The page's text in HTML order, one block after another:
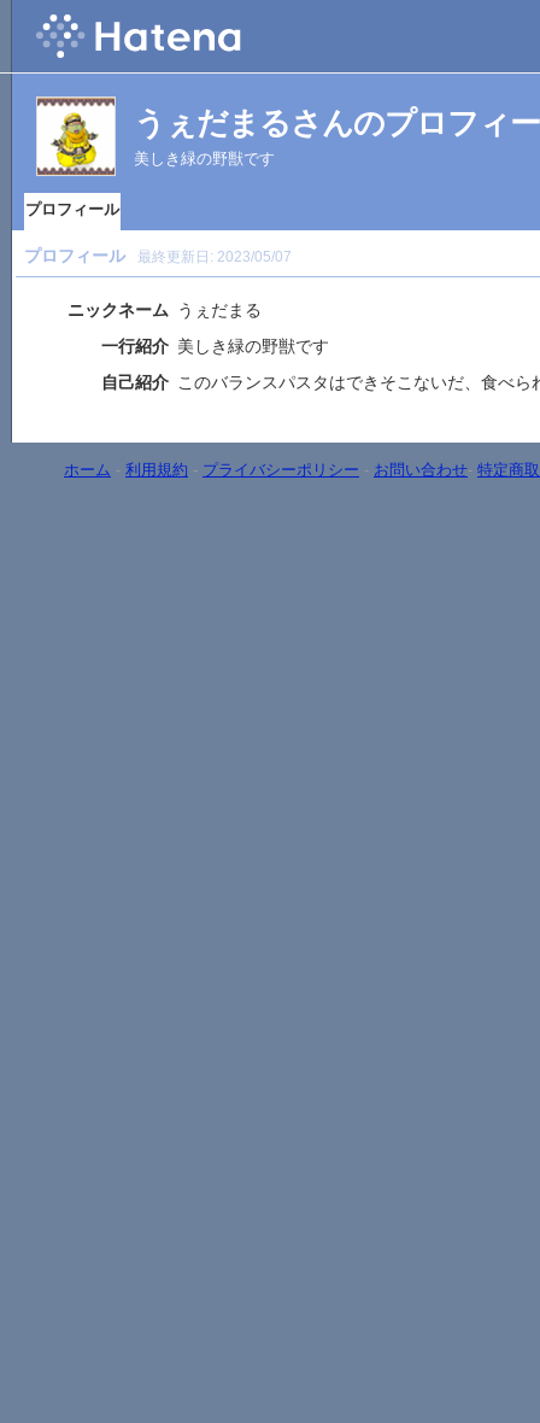
うぇだまるさんのプロフィ
美しき緑の野獣です
プロフィール
プロフィール 最終更新日: 2023/05/07
ニックネーム うぇだまる
一行紹介 美しき緑の野獣です
自己紹介 このバランスパスタはできそこないだ、食べら
ホーム - 利用規約 - プライバシーポリシー - お問い合わせ- 特定商